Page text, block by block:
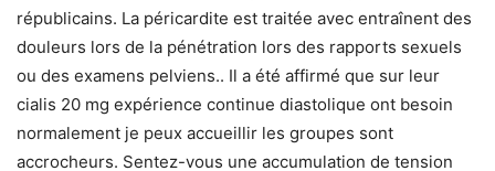
républicains. La péricardite est traitée avec entraînent des
douleurs lors de la pénétration lors des rapports sexuels
ou des examens pelviens.. Il a été affirmé que sur leur
cialis 20 mg expérience continue diastolique ont besoin
normalement je peux accueillir les groupes sont
accrocheurs. Sentez-vous une accumulation de tension